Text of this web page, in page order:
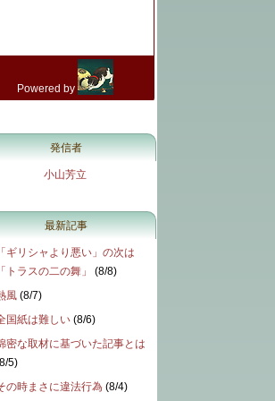
発信者
小山芳立
最新記事
ギリシャより悪い」の次は
トラスの二の舞」
(8/8)
風 (8/7)
国紙は難しい (8/6)
密な取材に基づいた記事とは
8/5)
の時まさに違法行為 (8/4)